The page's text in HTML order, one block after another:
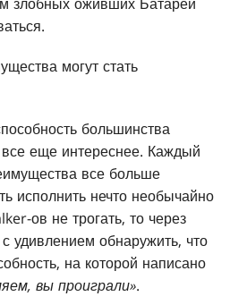
могут стать
большинства
еще интереснее. Каждый
все больше
исполнить нечто необычайно
ов не трогать, то через
удивлением обнаружить, что
на которой написано
вы проиграли».